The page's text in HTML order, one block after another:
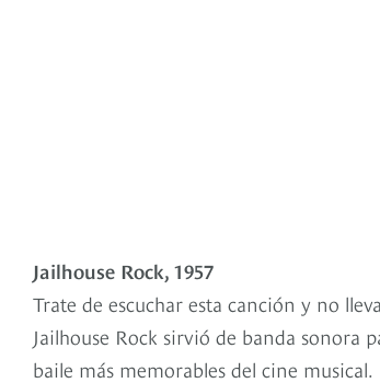
Jailhouse Rock, 1957
Trate de escuchar esta canción y no
Jailhouse Rock sirvió de banda sonora
baile más memorables del cine musical.